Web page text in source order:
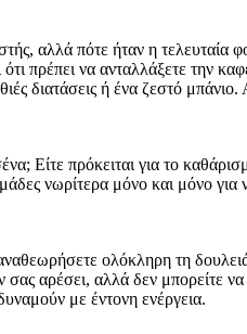
αλλά πότε ήταν η
πρέπει να ανταλλάξετε την
διατάσεις ή ένα ζεστό
Είτε πρόκειται για το
νωρίτερα μόνο και μόνο
ολόκληρη τη
αρέσει, αλλά δεν μπορείτε
με έντονη ενέργεια.